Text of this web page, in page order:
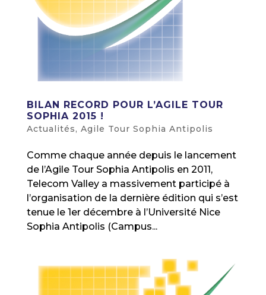
BILAN RECORD POUR L’AGILE TOUR
SOPHIA 2015 !
Actualités, Agile Tour Sophia Antipolis
Comme chaque année depuis le lancement
de l’Agile Tour Sophia Antipolis en 2011,
Telecom Valley a massivement participé à
l’organisation de la dernière édition qui s’est
tenue le 1er décembre à l’Université Nice
Sophia Antipolis (Campus...